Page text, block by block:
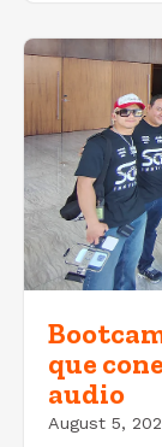
que
audio
August 5,